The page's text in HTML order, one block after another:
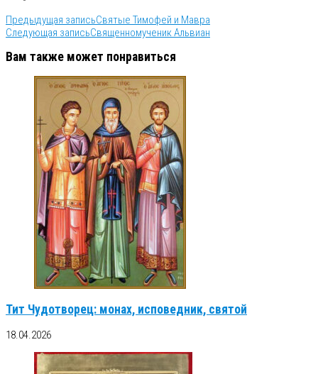
Предыдущая записьСвятые Тимофей и Мавра
Следующая записьСвященномученик Альвиан
Вам также может понравиться
Тит Чудотворец: монах, исповедник, святой
18.04.2026